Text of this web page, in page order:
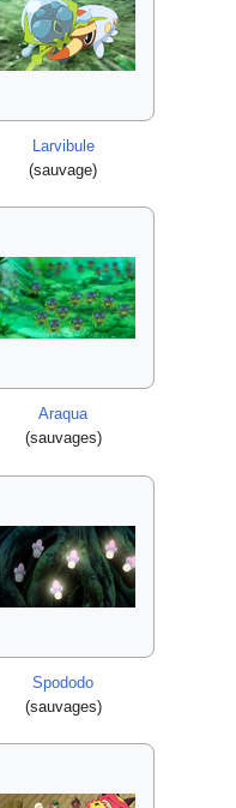
Larvibule
(sauvage)
Araqua
(sauvages)
Spododo
(sauvages)